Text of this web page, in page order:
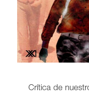
Crítica de